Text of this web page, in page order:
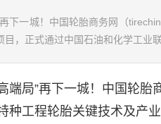
下一城！中国轮胎商务网（
目，正式通过中国石油和化学工业
局”再下一城！中国轮胎
种工程轮胎关键技术及产